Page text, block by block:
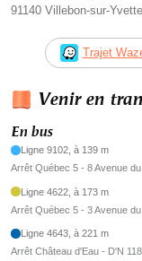
91140 Villebon-sur-Yvette
Trajet
Venir en
En bus
Ligne 9102, à 139 m
Arrêt Québec 5 - 8 Avenue
Ligne 4622, à 173 m
Arrêt Québec 5 - 3 Avenue
Ligne 4643, à 221 m
Arrêt Château d'Eau - D'N 118